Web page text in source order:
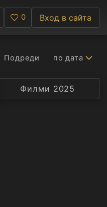
Любими
0 Вход в сайта
Подреди по дата
Превод Актьор
Филми 2025